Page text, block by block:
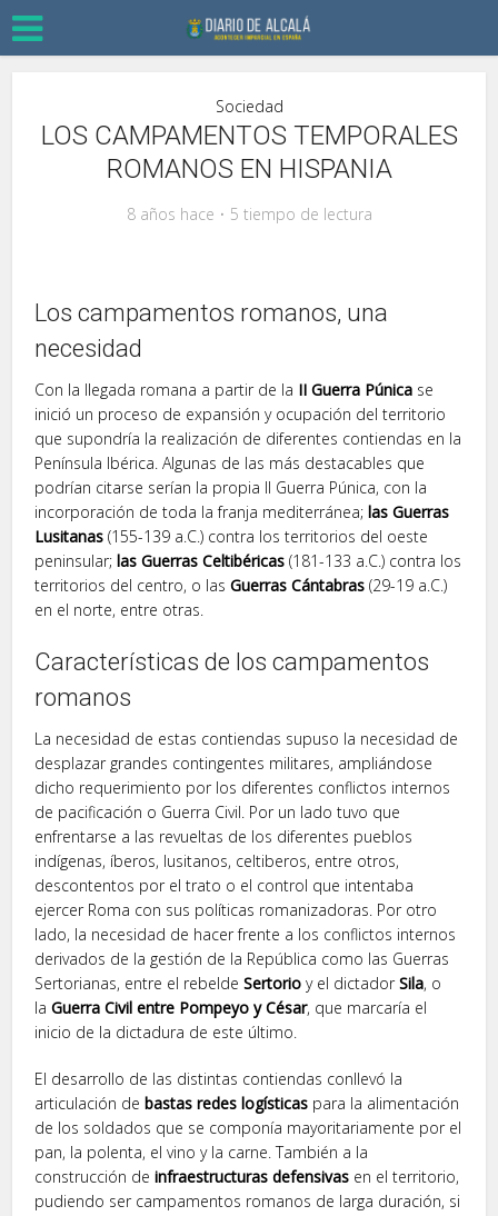
Sociedad
LOS CAMPAMENTOS TEMPORALES
ROMANOS EN HISPANIA
8 años hace 5 tiempo de lectura
Los campamentos romanos, una
necesidad
Con la llegada romana a partir de la II Guerra Púnica se
inició un proceso de expansión y ocupación del territorio
que supondría la realización de diferentes contiendas en la
Península Ibérica. Algunas de las más destacables que
podrían citarse serían la propia II Guerra Púnica, con la
incorporación de toda la franja mediterránea;las Guerras
Lusitanas (155-139 a.C.) contra los territorios del oeste
peninsular;las Guerras Celtibéricas (181-133 a.C.) contra los
territorios del centro, o lasGuerras Cántabras (29-19 a.C.)
en el norte, entre otras.
Características de los campamentos
romanos
La necesidad de estas contiendas supuso la necesidad de
desplazar grandes contingentes militares, ampliándose
dicho requerimiento por los diferentes conflictos internos
de pacificación o Guerra Civil. Por un lado tuvo que
enfrentarse a las revueltas de los diferentes pueblos
indígenas, íberos, lusitanos, celtiberos, entre otros,
descontentos por el trato o el control que intentaba
ejercer Roma con sus políticas romanizadoras. Por otro
lado, la necesidad de hacer frente a los conflictos internos
derivados de la gestión de la República como las Guerras
Sertorianas, entre el rebeldeSertorio y el dictadorSila, o
laGuerra Civil entre Pompeyo y César, que marcaría el
inicio de la dictadura de este último.
El desarrollo de las distintas contiendas conllevó la
articulación debastas redes logísticas para la alimentación
de los soldados que se componía mayoritariamente por el
pan, la polenta, el vino y la carne. También a la
construcción deinfraestructuras defensivas en el territorio,
pudiendo ser campamentos romanos de larga duración, si